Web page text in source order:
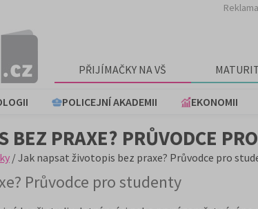
Reklama
PŘIJÍMAČKY NA VŠ
POLICEJNÍ AKADEMII EKONOMII
PRAXE? PRŮVODCE
/ Jak napsat životopis bez praxe? Průvodce pro
Průvodce pro studenty